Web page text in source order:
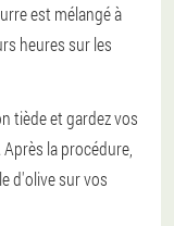
est mélangé à
heures sur les
tiède et gardez vos
la procédure,
d'olive sur vos